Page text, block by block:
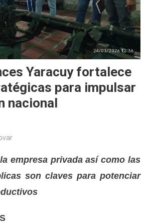
Yaracuy fortalece
para impulsar
nacional
empresa privada así como las
son claves para potenciar